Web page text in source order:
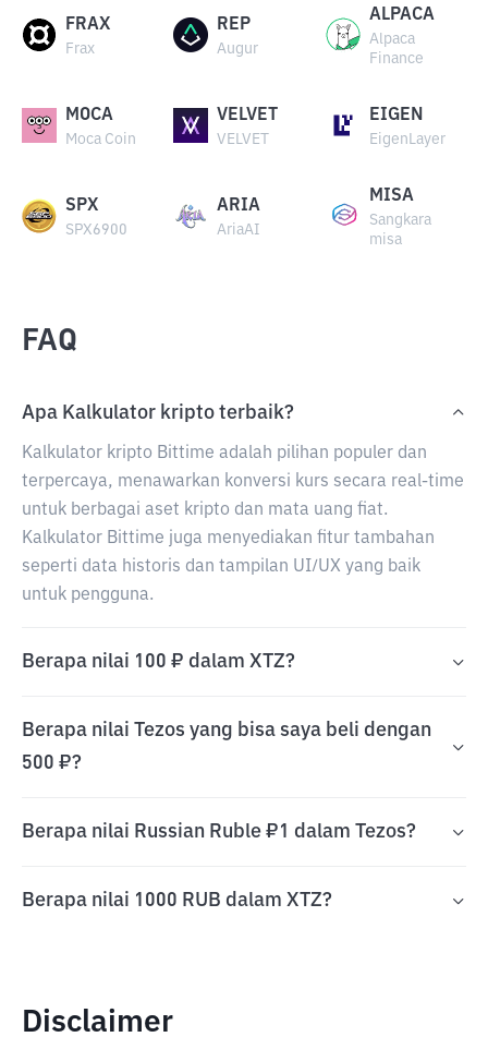
FRAX
Frax
REP
Augur
ALPACA
Alpaca
Finance
MOCA
Moca Coin
VELVET
VELVET
EIGEN
EigenLayer
SPX
SPX6900
ARIA
AriaAI
MISA
Sangkara
misa
FAQ
Apa Kalkulator kripto terbaik?
Kalkulator kripto Bittime adalah pilihan populer dan
terpercaya, menawarkan konversi kurs secara real-time
untuk berbagai aset kripto dan mata uang fiat.
Kalkulator Bittime juga menyediakan fitur tambahan
seperti data historis dan tampilan UI/UX yang baik
untuk pengguna.
Berapa nilai 100 ₽ dalam XTZ?
Berapa nilai Tezos yang bisa saya beli dengan
500 ₽?
Berapa nilai Russian Ruble ₽1 dalam Tezos?
Berapa nilai 1000 RUB dalam XTZ?
Disclaimer